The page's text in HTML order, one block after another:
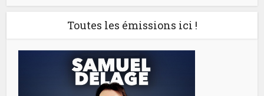
Toutes les émissions ici !